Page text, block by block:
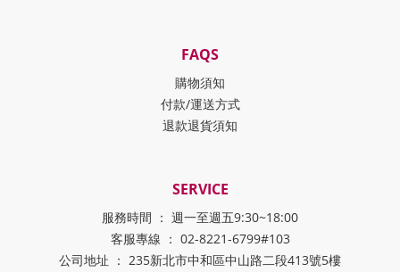
FAQS
購物須知
付款/運送方式
退款退貨須知
SERVICE
服務時間 ： 週一至週五9:30~18:00
客服專線 ： 02-8221-6799#103
公司地址 ： 235新北市中和區中山路二段413號5樓